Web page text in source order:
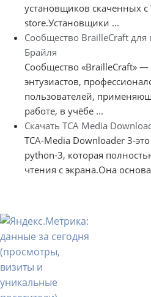
установщиков скаченных с
store.Установщики ...
Сообщество BrailleCraft
Брайля
Сообщество «BrailleCraft» —
энтузиастов,
пользователей,
работе, в учёбе ...
Скачать TCA Media
TCA-Media Downloader 3-
python-3, которая
чтения с экрана.Она